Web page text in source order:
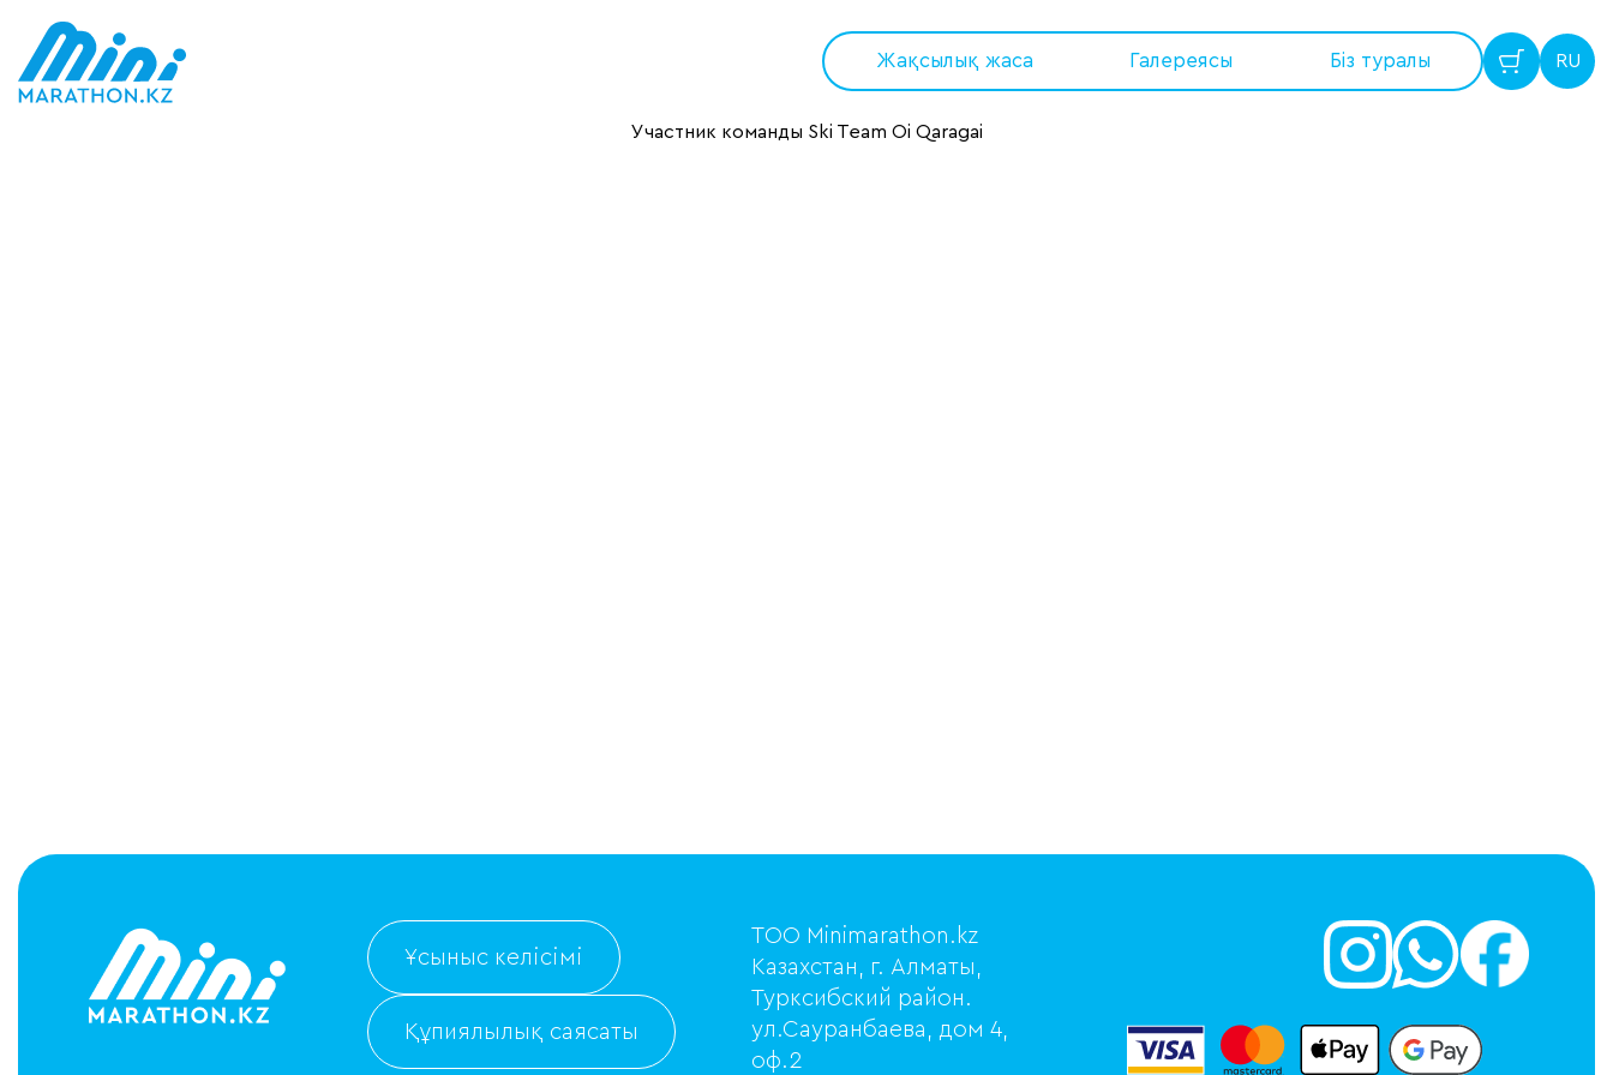
Жақсылық жаса Галереясы Бiз туралы RU
Участник команды Ski Team Oi Qaragai
Ұсыныс келісімі
Құпиялылық саясаты
ТОО Minimarathon.kz
Казахстан, г. Алматы,
Турксибский район.
ул.Сауранбаева, дом 4,
оф.2